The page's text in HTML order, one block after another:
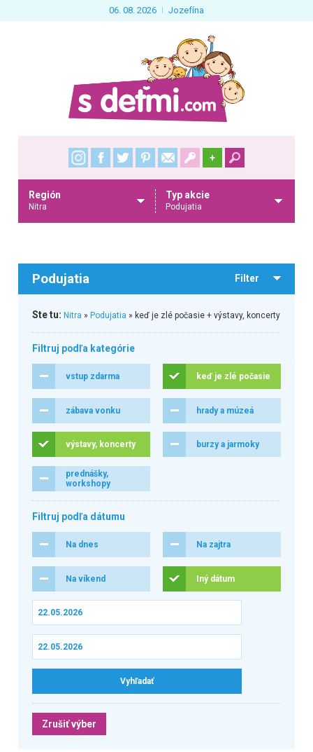
06. 08. 2026 Jozefína
+
Región
Nitra
Typ akcie
Podujatia
Podujatia Filter
Ste tu: Nitra » Podujatia » keď je zlé počasie + výstavy, koncerty
Filtruj podľa kategórie
vstup zdarma keď je zlé počasie
zábava vonku hrady a múzeá
výstavy, koncerty burzy a jarmoky
prednášky,
workshopy
Filtruj podľa dátumu
Na dnes Na zajtra
Na víkend Iný dátum
Zrušiť výber